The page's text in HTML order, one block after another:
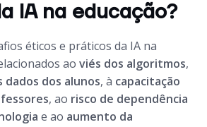
IA na educação?
éticos e práticos da IA na
ao viés dos algoritmos,
dados dos alunos, à capacitação
, ao risco de dependência
e ao aumento da